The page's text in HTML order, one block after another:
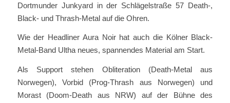
Dortmunder Junkyard in der Schlägelstraße 57 Death-,
Black- und Thrash-Metal auf die Ohren.
Wie der Headliner Aura Noir hat auch die Kölner Black-
Metal-Band Ultha neues, spannendes Material am Start.
Als Support stehen Obliteration (Death-Metal aus
Norwegen), Vorbid (Prog-Thrash aus Norwegen) und
Morast (Doom-Death aus NRW) auf der Bühne des